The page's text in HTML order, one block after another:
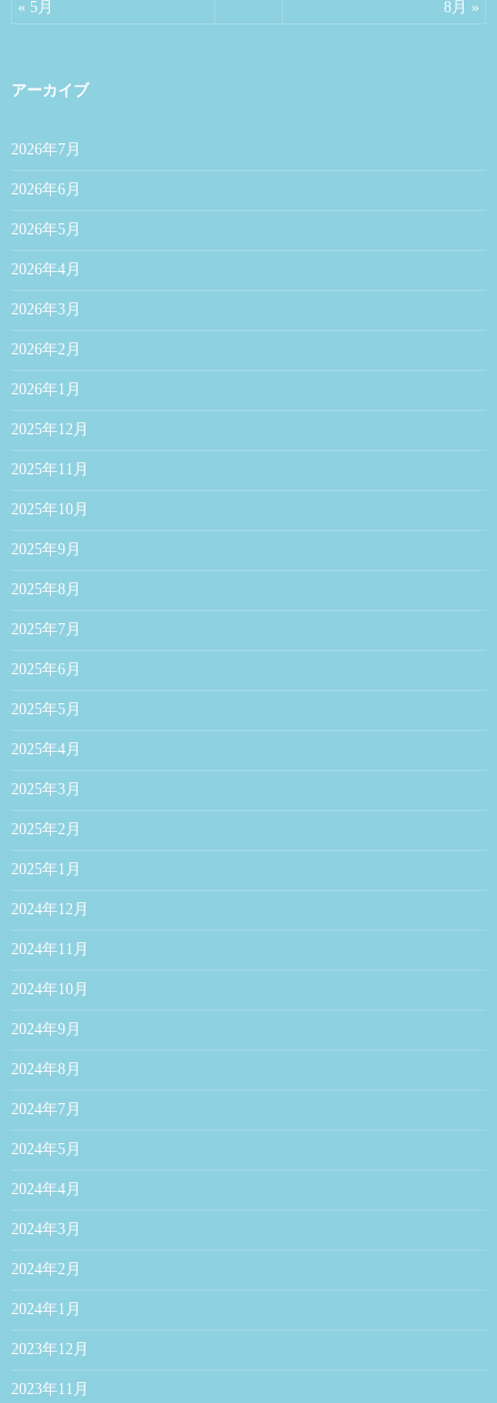
« 5月 8月 »
アーカイブ
2026年7月
2026年6月
2026年5月
2026年4月
2026年3月
2026年2月
2026年1月
2025年12月
2025年11月
2025年10月
2025年9月
2025年8月
2025年7月
2025年6月
2025年5月
2025年4月
2025年3月
2025年2月
2025年1月
2024年12月
2024年11月
2024年10月
2024年9月
2024年8月
2024年7月
2024年5月
2024年4月
2024年3月
2024年2月
2024年1月
2023年12月
2023年11月